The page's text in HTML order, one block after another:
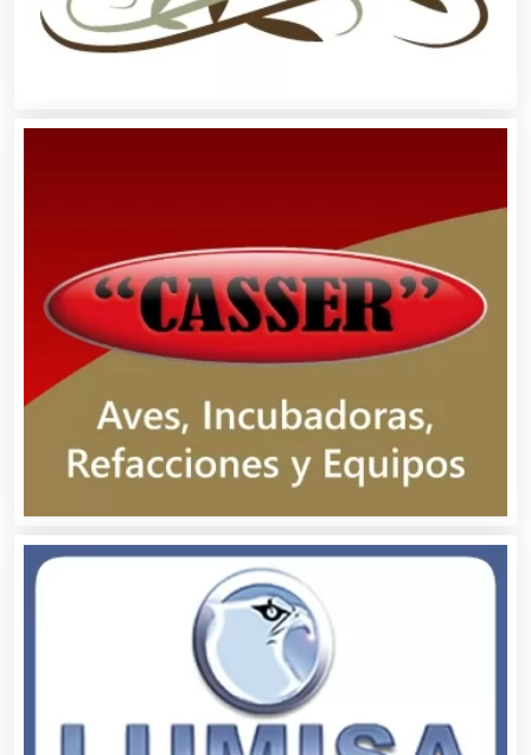
Asociaciones Civiles
Asociaciones Empresariales
Audio, Sonido e Iluminación
Audios para Eventos
Autobuses
Automatización